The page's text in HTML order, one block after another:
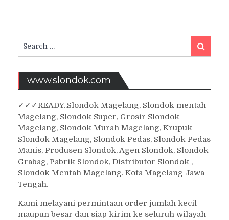
Search
for:
Search
www.slondok.com
✓ ✓✓READY..Slondok Magelang, Slondok mentah
Magelang, Slondok Super, Grosir Slondok
Magelang, Slondok Murah Magelang, Krupuk
Slondok Magelang, Slondok Pedas, Slondok Pedas
Manis, Produsen Slondok, Agen Slondok, Slondok
Grabag, Pabrik Slondok, Distributor Slondok ,
Slondok Mentah Magelang. Kota Magelang Jawa
Tengah.
Kami melayani permintaan order jumlah kecil
maupun besar dan siap kirim ke seluruh wilayah